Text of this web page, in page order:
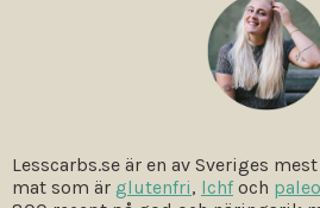
Lesscarbs.se är en av Sveriges
mat som är glutenfri, lchfoch paleo